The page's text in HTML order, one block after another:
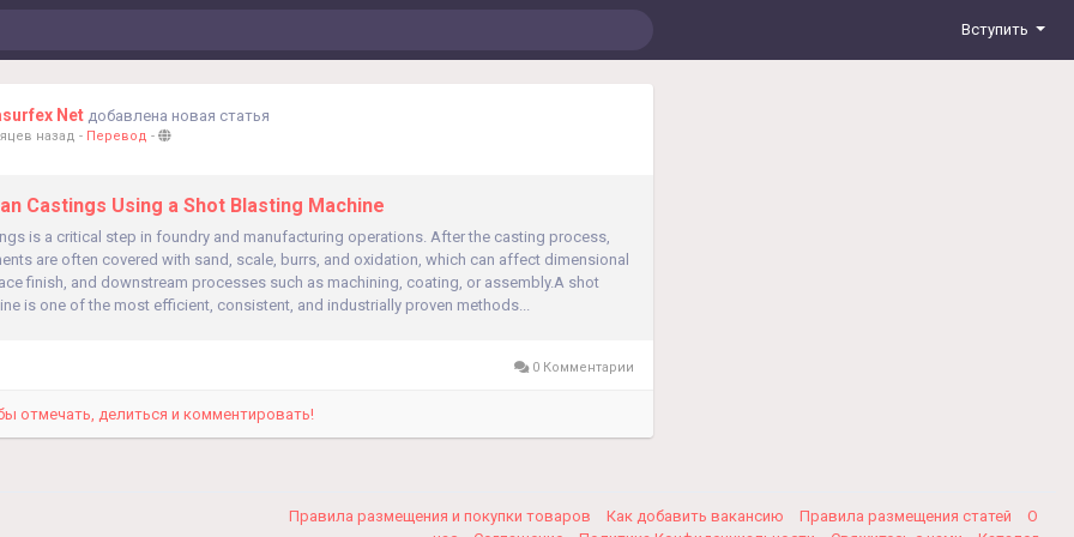
Вступить
Net добавлена новая статья
назад - Перевод -
Castings Using a Shot Blasting Machine
is a critical step in foundry and manufacturing operations. After the casting process,
are often covered with sand, scale, burrs, and oxidation, which can affect dimensional
finish, and downstream processes such as machining, coating, or assembly.A shot
is one of the most efficient, consistent, and industrially proven methods...
0 Комментарии
отмечать, делиться и комментировать!
Правила размещения и покупки товаров Как добавить вакансию Правила размещения статей
О